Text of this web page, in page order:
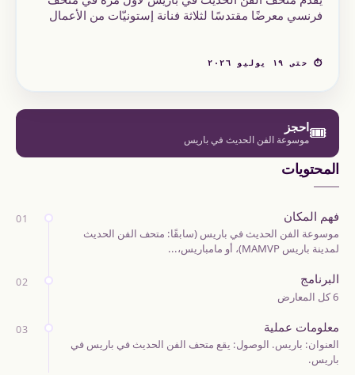
فرنسي معرضًا مقتدسًا لثلاثة فنانة إستونيّات من الأعمال
⏱ حتى ١٩ يوليو ٢٠٢٦
🎟️احجز
موسوعة الفن الحديث في باريس
المحتويات
01 فهم المكان
موسوعة الفن الحديث في باريس (سابقًا: متحف الفن الحديث
لمدينة باريس MAMVP)، أو مامباريس،...
02 البرنامج
6 كل المعارض
03 معلومات عملية
العنوان: باريس. الوصول: يقع متحف الفن الحديث في باريس في
باريس.